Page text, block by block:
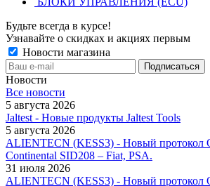
Будьте всегда в курсе!
Узнавайте о скидках и акциях первым
Новости магазина
Новости
Все новости
5 августа 2026
Jaltest - Новые продукты Jaltest Tools
5 августа 2026
ALIENTECN (KESS3) - Новый протокол
Continental SID208 – Fiat, PSA.
31 июля 2026
ALIENTECN (KESS3) - Новый протокол